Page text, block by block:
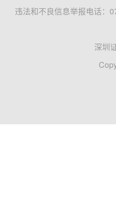
违法和不良信息举报电话：
深圳